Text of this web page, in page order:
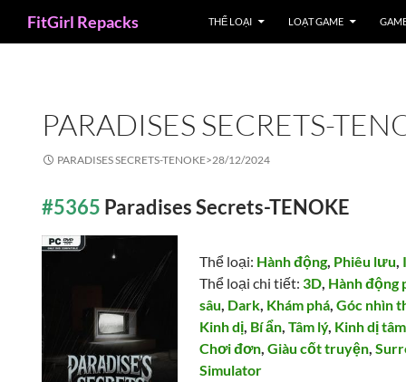
FitGirl Repacks THỂ LOẠI LOẠT GAME
PARADISES SECRETS-
PARADISES SECRETS-TENOKE>28/12/2024
#5365 Paradises Secrets-TENOKE
Thể loại: Hành động, Phiêu lưu,
Thể loại chi tiết: 3D, Hành động
sâu, Dark, Khám phá,Góc nhìn
Kinh dị, Bí ẩn,Tâm lý, Kinh dị
Chơi đơn,Giàu cốt truyện,
Simulator